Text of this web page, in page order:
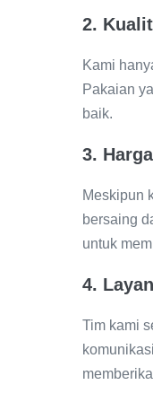
2.
Kami
Pakaian
baik.
3.
Meskipun
bersaing
untuk
4.
Tim kami